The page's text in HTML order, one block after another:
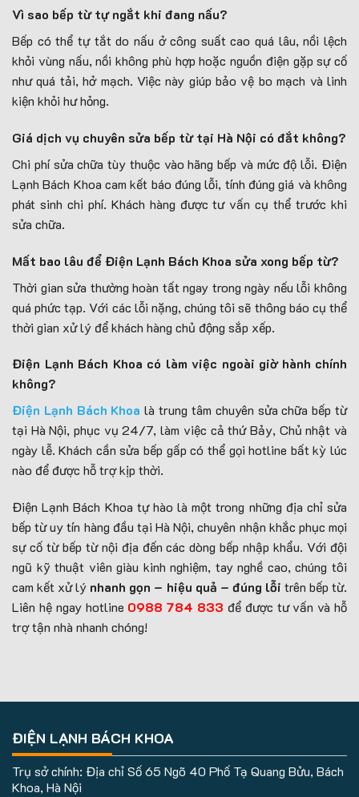
Vì sao bếp từ tự ngắt khi đang nấu?
Bếp có thể tự tắt do nấu ở công suất cao quá lâu, nồi lệch
khỏi vùng nấu, nồi không phù hợp hoặc nguồn điện gặp sự cố
như quá tải, hở mạch. Việc này giúp bảo vệ bo mạch và linh
kiện khỏi hư hỏng.
Giá dịch vụ chuyên sửa bếp từ tại Hà Nội có đắt không?
Chi phí sửa chữa tùy thuộc vào hãng bếp và mức độ lỗi. Điện
Lạnh Bách Khoa cam kết báo đúng lỗi, tính đúng giá và không
phát sinh chi phí. Khách hàng được tư vấn cụ thể trước khi
sửa chữa.
Mất bao lâu để Điện Lạnh Bách Khoa sửa xong bếp từ?
Thời gian sửa thường hoàn tất ngay trong ngày nếu lỗi không
quá phức tạp. Với các lỗi nặng, chúng tôi sẽ thông báo cụ thể
thời gian xử lý để khách hàng chủ động sắp xếp.
Điện Lạnh Bách Khoa có làm việc ngoài giờ hành chính
không?
Điện Lạnh Bách Khoa là trung tâm chuyên sửa chữa bếp từ
tại Hà Nội, phục vụ 24/7, làm việc cả thứ Bảy, Chủ nhật và
ngày lễ. Khách cần sửa bếp gấp có thể gọi hotline bất kỳ lúc
nào để được hỗ trợ kịp thời.
Điện Lạnh Bách Khoa tự hào là một trong những địa chỉ sửa
bếp từ uy tín hàng đầu tại Hà Nội, chuyên nhận khắc phục mọi
sự cố từ bếp từ nội địa đến các dòng bếp nhập khẩu. Với đội
ngũ kỹ thuật viên giàu kinh nghiệm, tay nghề cao, chúng tôi
cam kết xử lý nhanh gọn – hiệu quả – đúng lỗi trên bếp từ.
Liên hệ ngay hotline 0988 784 833 để được tư vấn và hỗ
trợ tận nhà nhanh chóng!
ĐIỆN LẠNH BÁCH KHOA
Trụ sở chính: Địa chỉ Số 65 Ngõ 40 Phố Tạ Quang Bửu, Bách
Khoa, Hà Nội